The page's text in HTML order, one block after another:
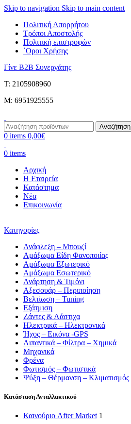
Skip to navigation Skip to main content
Πολιτική Απορρήτου
Τρόποι Αποστολής
Πολιτική επιστροφών
΄Οροι Χρήσης
Γίνε B2B Συνεργάτης
Τ: 2105908960
M: 6951925555
Αναζήτηση
0 items 0,00€
0 items
Αρχική
Η Εταιρεία
Κατάστημα
Νέα
Επικοινωνία
Κατηγορίες
Ανάφλεξη – Μπουζί
Αμάξωμα Είδη Φανοποιίας
Αμάξωμα Εξωτερικό
Αμάξωμα Εσωτερικό
Ανάρτηση & Τιμόνι
Αξεσουάρ – Περιποίηση
Βελτίωση – Tuning
Εξάτμιση
Ζάντες & Λάστιχα
Ηλεκτρικά – Ηλεκτρονικά
Ήχος – Εικόνα -GPS
Λιπαντικά – Φίλτρα – Χημικά
Μηχανικά
Φρένα
Φωτισμός – Φωτιστικά
Ψύξη – Θέρμανση – Κλιματισμός
Κατάσταση Ανταλλακτικού
Καινούριο After Market 1